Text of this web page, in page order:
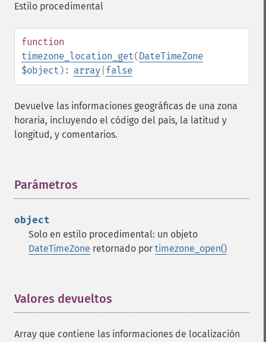
Estilo procedimental
function
timezone_location_get(DateTimeZone
$object ): array false
Devuelve las informaciones geográficas de una zona
horaria, incluyendo el código del país, la latitud y
longitud, y comentarios.
Parámetros
object
Solo en estilo procedimental: un objeto
DateTimeZone retornado por timezone_open()
Valores devueltos
Array que contiene las informaciones de localización